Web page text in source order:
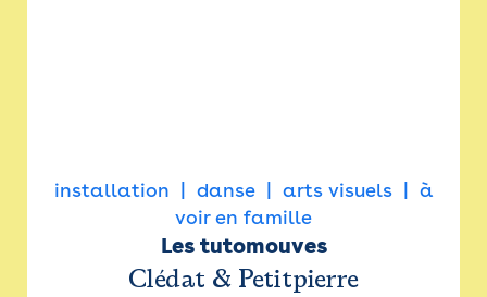
installation danse arts visuels
à
voir en famille
Les tutomouves
Clédat & Petitpierre